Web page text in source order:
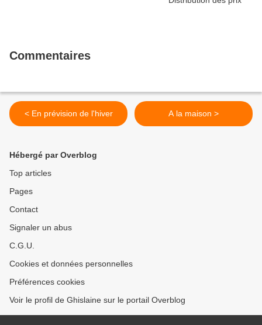
Commentaires
< En prévision de l'hiver A la maison >
Hébergé par Overblog
Top articles
Pages
Contact
Signaler un abus
C.G.U.
Cookies et données personnelles
Préférences cookies
Voir le profil de Ghislaine sur le portail Overblog